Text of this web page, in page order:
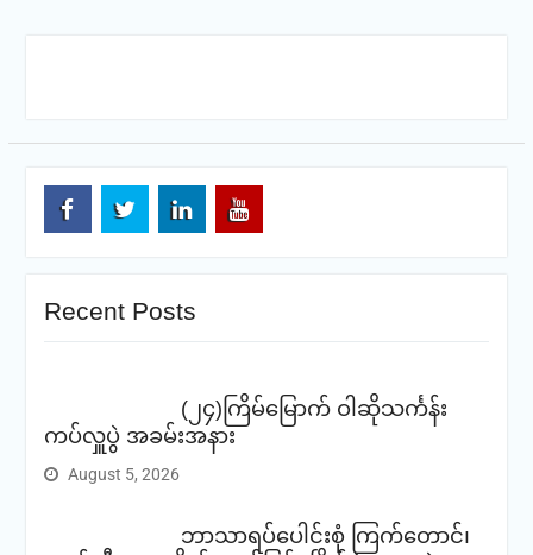
Recent Posts
(၂၄)ကြိမ်မြောက် ဝါဆိုသင်္ကန်း
ကပ်လှူပွဲ အခမ်းအနား
August 5, 2026
ဘာသာရပ်ပေါင်းစုံ ကြက်တောင်၊